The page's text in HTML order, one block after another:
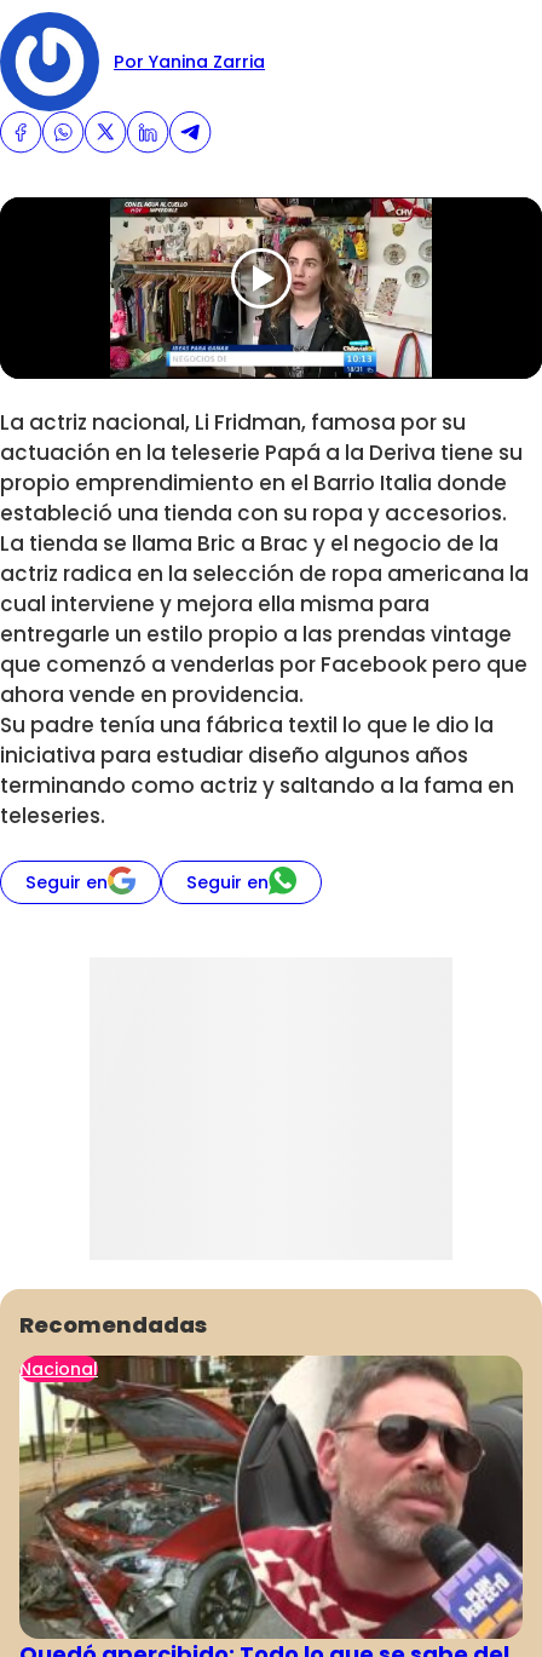
Por Yanina Zarria
La actriz nacional, Li Fridman, famosa por su
actuación en la teleserie Papá a la Deriva tiene su
propio emprendimiento en el Barrio Italia donde
estableció una tienda con su ropa y accesorios.
La tienda se llama Bric a Brac y el negocio de la
actriz radica en la selección de ropa americana la
cual interviene y mejora ella misma para
entregarle un estilo propio a las prendas vintage
que comenzó a venderlas por Facebook pero que
ahora vende en providencia.
Su padre tenía una fábrica textil lo que le dio la
iniciativa para estudiar diseño algunos años
terminando como actriz y saltando a la fama en
teleseries.
Seguir en Seguir en
Recomendadas
Nacional